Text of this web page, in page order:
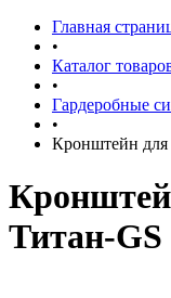
Главная
•
Каталог
•
Гардеробные
•
Кронштейн для
Титан-GS